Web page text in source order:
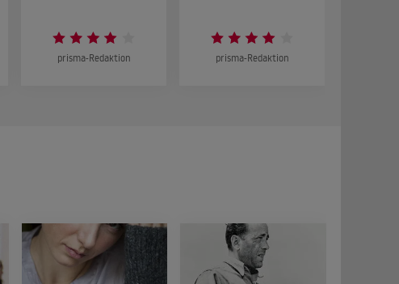
prisma-Redaktion prisma-Redaktion